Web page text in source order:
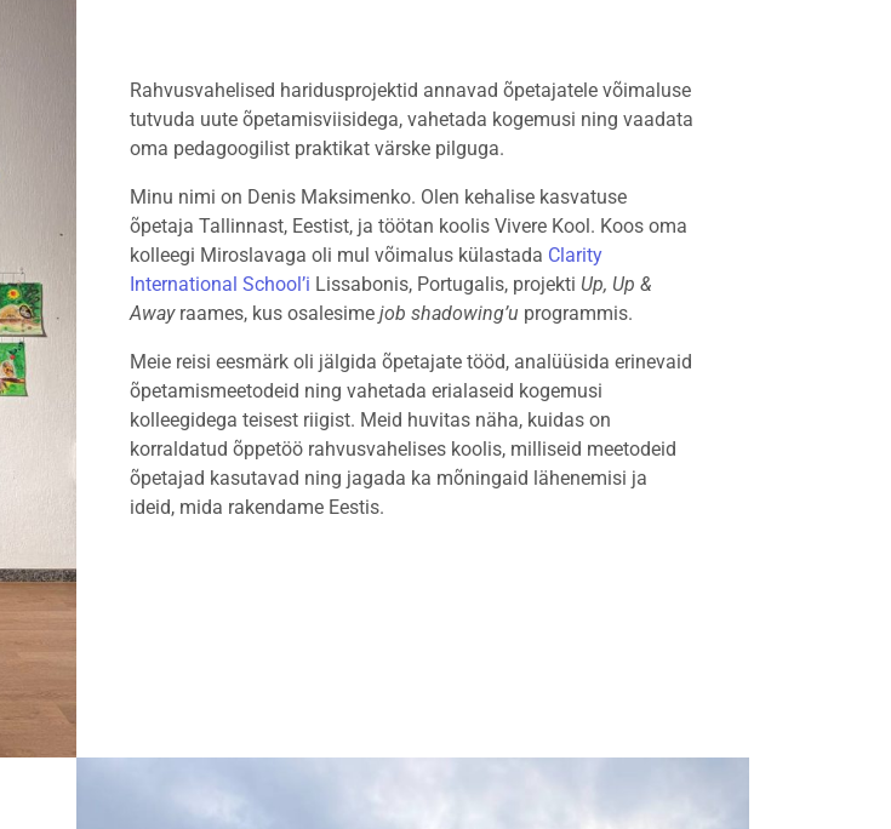
Rahvusvahelised haridusprojektid annavad õpetajatele võimaluse
tutvuda uute õpetamisviisidega, vahetada kogemusi ning vaadata
oma pedagoogilist praktikat värske pilguga.
Minu nimi on Denis Maksimenko. Olen kehalise kasvatuse
õpetaja Tallinnast, Eestist, ja töötan koolis Vivere Kool. Koos oma
kolleegi Miroslavaga oli mul võimalus külastada Clarity
International School’i Lissabonis, Portugalis, projekti Up, Up &
Awayraames, kus osalesimejob shadowing’u programmis.
Meie reisi eesmärk oli jälgida õpetajate tööd, analüüsida erinevaid
õpetamismeetodeid ning vahetada erialaseid kogemusi
kolleegidega teisest riigist. Meid huvitas näha, kuidas on
korraldatud õppetöö rahvusvahelises koolis, milliseid meetodeid
õpetajad kasutavad ning jagada ka mõningaid lähenemisi ja
ideid, mida rakendame Eestis.